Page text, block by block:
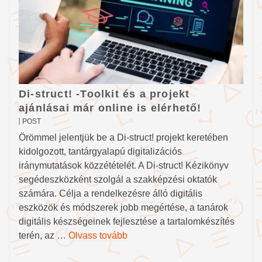
Di-struct! -Toolkit és a projekt
ajánlásai már online is elérhető!
POST
Örömmel jelentjük be a Di-struct! projekt keretében
kidolgozott, tantárgyalapú digitalizációs
iránymutatások közzétételét. A Di-struct! Kézikönyv
segédeszközként szolgál a szakképzési oktatók
számára. Célja a rendelkezésre álló digitális
eszközök és módszerek jobb megértése, a tanárok
digitális készségeinek fejlesztése a tartalomkészítés
terén, az … Olvass tovább